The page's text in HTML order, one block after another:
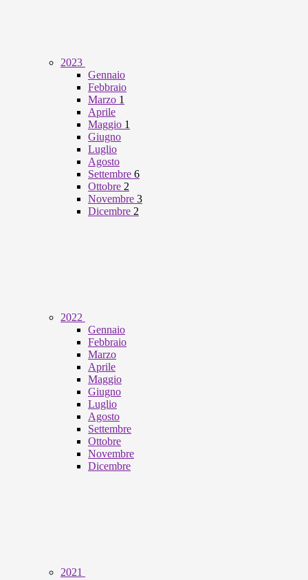
2023
Gennaio
Febbraio
Marzo 1
Aprile
Maggio 1
Giugno
Luglio
Agosto
Settembre 6
Ottobre 2
Novembre 3
Dicembre 2
2022
Gennaio
Febbraio
Marzo
Aprile
Maggio
Giugno
Luglio
Agosto
Settembre
Ottobre
Novembre
Dicembre
2021